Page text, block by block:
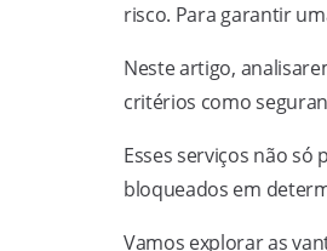
risco. Para garantir
Neste artigo,
critérios como
Esses serviços não
bloqueados em
Vamos explorar as